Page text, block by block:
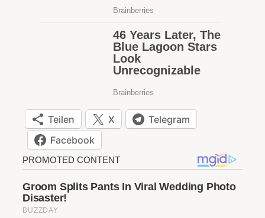
Teilen X
Telegram
Facebook